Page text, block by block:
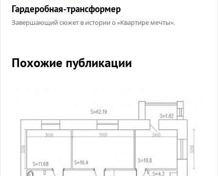
Гардеробная-трансформер
Завершающий сюжет в истории о «Квартире мечты».
Похожие публикации